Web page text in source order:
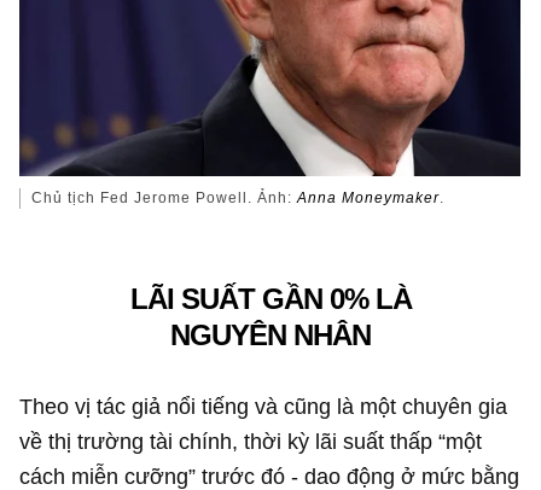
Chủ tịch Fed Jerome Powell. Ảnh:Anna Moneymaker.
LÃI SUẤT GẦN 0% LÀ
NGUYÊN NHÂN
Theo vị tác giả nổi tiếng và cũng là một chuyên gia
về thị trường tài chính, thời kỳ lãi suất thấp “một
cách miễn cưỡng” trước đó - dao động ở mức bằng